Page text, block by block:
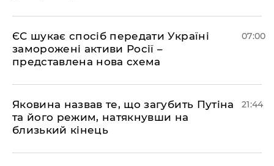
ЄС шукає спосіб передати Україні
заморожені активи Росії –
представлена ​​нова схема
07:00
Яковина назвав те, що загубить Путіна
та його режим, натякнувши на
близький кінець
21:44